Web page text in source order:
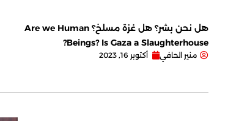
هل نحن بشر؟ هل غزة مسلخ؟ Are we Human
Beings? Is Gaza a Slaughterhouse?
منير الحافي أكتوبر 16, 2023